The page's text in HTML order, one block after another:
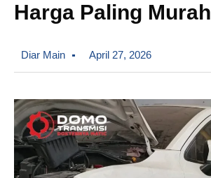
Harga Paling Murah
Diar Main April 27, 2026